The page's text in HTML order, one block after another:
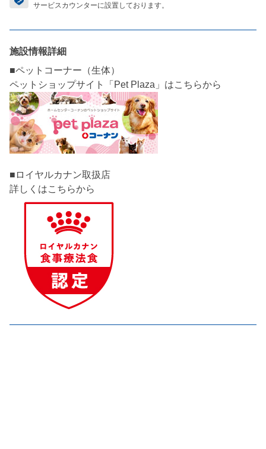
サービスカウンターに設置しております。
施設情報詳細
■ペットコーナー（生体）
■ロイヤルカナン取扱店